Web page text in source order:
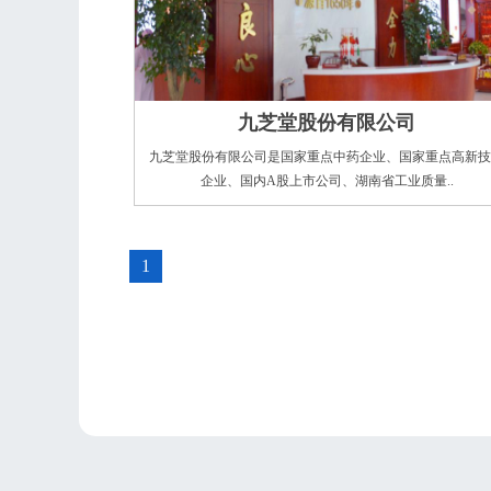
九芝堂股份有限公司
九芝堂股份有限公司是国家重点中药企业、国家重点高新
企业、国内A股上市公司、湖南省工业质量..
1